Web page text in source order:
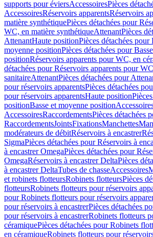
supports pour éviersAccessoiresPièces
AccessoiresRéservoirs apparentsRéservoirs
matière synthétiquePièces détachées pour
WC, en matière synthétiqueAttenantPièces
AttenantHaute positionPièces détachées
moyenne positionPièces détachées pour
positionRéservoirs apparents pour WC, en
détachées pour Réservoirs apparents pour
sanitaireAttenantPièces détachées pour
pour réservoirs apparentsPièces détachées
pour réservoirs apparentsHaute position
positionBasse et moyenne position
AccessoiresRaccordementsPièces détachées
RaccordementsJointsFixationsManchettes
modérateurs de débitRéservoirs à encastrer
SigmaPièces détachées pour Réservoirs à
à encastrer OmegaPièces détachées pour
OmegaRéservoirs à encastrer DeltaPièces
à encastrer DeltaTubes de chasseAccessoires
et robinets flotteursRobinets flotteursPièces
flotteursRobinets flotteurs pour réservoirs
pour Robinets flotteurs pour réservoirs
pour réservoirs à encastrerPièces détachées
pour réservoirs à encastrerRobinets flotteurs
céramiquePièces détachées pour Robinets
en céramiqueRobinets flotteurs pour